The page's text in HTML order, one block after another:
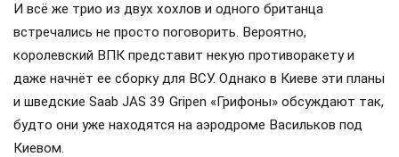
И всё же трио из двух хохлов и одного британца
встречались не просто поговорить. Вероятно,
королевский ВПК представит некую противоракету и
даже начнёт ее сборку для ВСУ. Однако в Киеве эти планы
и шведские Saab JAS 39 Gripen «Грифоны» обсуждают так,
будто они уже находятся на аэродроме Васильков под
Киевом.